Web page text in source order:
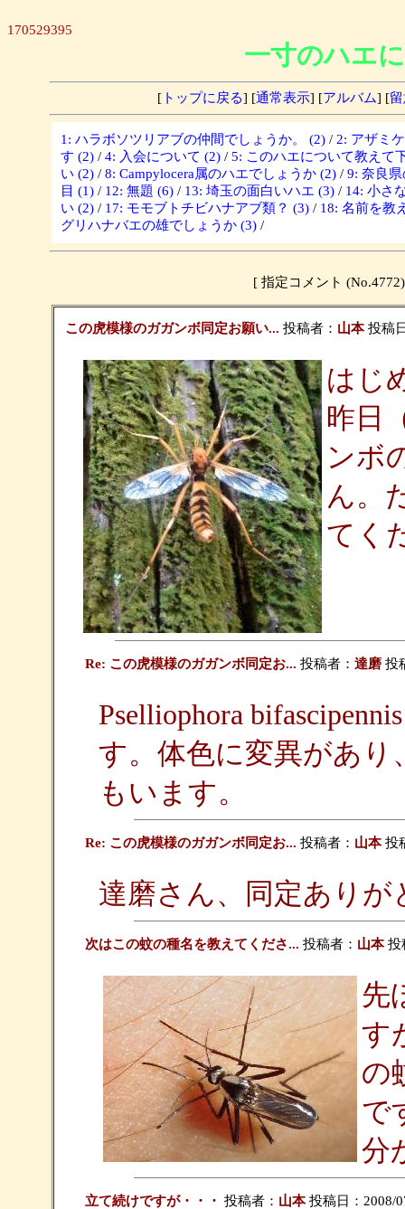
170529395
一寸のハエ
[トップに戻る] [通常表示] [アルバム] [
1: ハラボソツリアブの仲間でしょうか。 (2) / 2: アザミ
す (2) / 4: 入会について (2) / 5: このハエについて教えて
い (2) / 8: Campylocera属のハエでしょうか (2) / 9: 奈良
目 (1) / 12: 無題 (6) / 13: 埼玉の面白いハエ (3) / 14: 小さ
い (2) / 17: モモブトチビハナアブ類？ (3) / 18: 名前を教
グリハナバエの雄でしょうか (3) /
[ 指定コメント
この虎模様のガガンボ同定お願い... 投稿者： 山本投稿
はじ
昨日
ンボ
ん。
てく
Re: この虎模様のガガンボ同定お... 投稿者： 達磨 投
Pselliophora
す。体色に変異があ
もいます。
Re: この虎模様のガガンボ同定お... 投稿者： 山本投
達磨さん、同定あり
次はこの蚊の種名を教えてくださ... 投稿者： 山本投
先
す
の
で
分
立て続けですが・・・ 投稿者： 山本投稿日：2008/